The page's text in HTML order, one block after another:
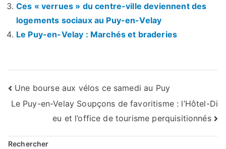
Ces « verrues » du centre-ville deviennent des
logements sociaux au Puy-en-Velay
Le Puy-en-Velay : Marchés et braderies
Navigation
de
l’article
Une bourse aux vélos ce samedi au Puy
Le Puy-en-Velay Soupçons de favoritisme : l’Hôtel-Di
eu et l’office de tourisme perquisitionnés
Rechercher